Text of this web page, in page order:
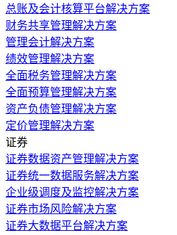
总账及会计核算平台解决方案
财务共享管理解决方案
管理会计解决方案
绩效管理解决方案
全面税务管理解决方案
全面预算管理解决方案
资产负债管理解决方案
定价管理解决方案
证券
证券数据资产管理解决方案
证券统一数据服务解决方案
企业级调度及监控解决方案
证券市场风险解决方案
证券大数据平台解决方案